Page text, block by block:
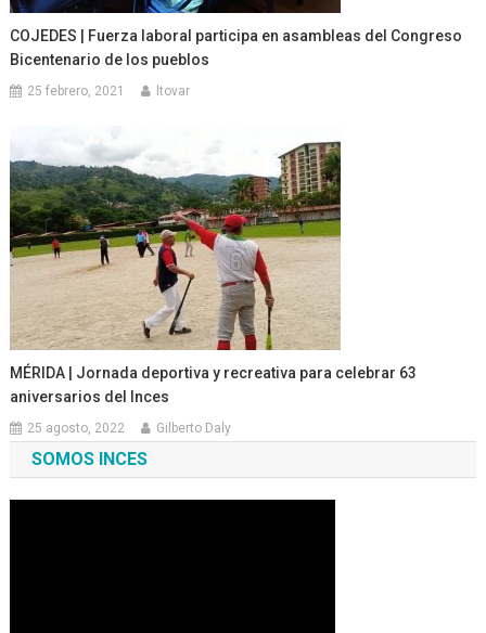
COJEDES | Fuerza laboral participa en asambleas del Congreso
Bicentenario de los pueblos
25 febrero, 2021 ltovar
MÉRIDA | Jornada deportiva y recreativa para celebrar 63
aniversarios del Inces
25 agosto, 2022 Gilberto Daly
SOMOS INCES